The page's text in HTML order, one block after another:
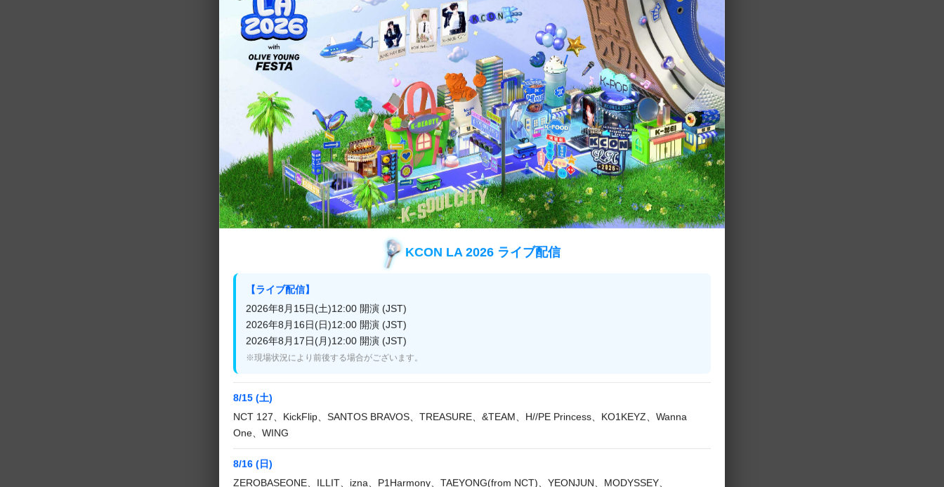
番組紹介
2025年1月20日にThe 1st Mini Album「Flip it, Kick it!」でデビューを果たしたJYP所属の7人
組新人ボーイズグループ “KickFlip(キックフリップ)”！そんな彼らの記念すべきデビューシ
ョーを字幕版でお届け！
タイトル曲「Mama Said」はもちろん、先行公開された話題の収録曲「Umm Great」など新
曲ステージを初披露！さらに、デビューショーでしか見ることのできないスペシャルコーナ
ーまで、個性豊かなメンバーたちの姿に引き込まれること間違いなし！
初々しい魅力がたっぷり詰まったKickFlipの記念すべき単独デビューショーをお楽しみに！
KCON LA 2026 ライブ配信
【ライブ配信】
2026年8月15日(土)12:00 開演 (JST)
2026年8月16日(日)12:00 開演 (JST)
2026年8月17日(月)12:00 開演 (JST)
※現場状況により前後する場合がございます。
8/15 (土)
NCT 127、KickFlip、SANTOS BRAVOS、TREASURE、&TEAM、H//PE Princess、KO1KEYZ、Wanna
One、WING
8/16 (日)
ZEROBASEONE、ILLIT、izna、P1Harmony、TAEYONG(from NCT)、YEONJUN、MODYSSEY、